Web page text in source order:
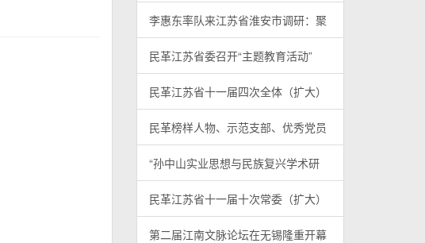
李惠东率队来江苏省淮安市调研：聚
民革江苏省委召开“主题教育活动”
民革江苏省十一届四次全体（扩大）
民革榜样人物、示范支部、优秀党员
“孙中山实业思想与民族复兴学术研
民革江苏省十一届十次常委（扩大）
第二届江南文脉论坛在无锡隆重开幕